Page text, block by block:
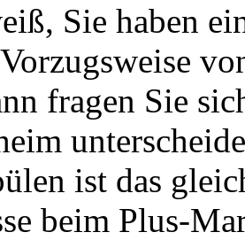
Sie haben
fragen Sie
ist das
beim Plus-